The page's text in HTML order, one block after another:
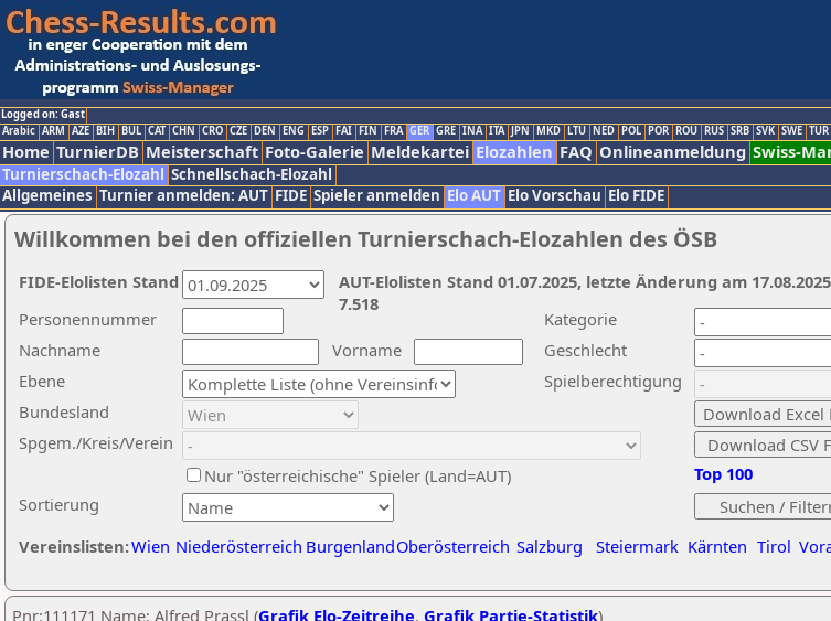
Logged on: Gast
Arabic ARM AZE BIH BUL CAT CHN CRO CZE DEN ENG ESP FAI FIN FRA GER GRE INA ITA JPN MKD LTU NED POL POR ROU RUS SRB SVK SWE TUR
Home TurnierDB Meisterschaft Foto-Galerie Meldekartei Elozahlen FAQ Onlineanmeldung Swiss-
Turnierschach-Elozahl Schnellschach-Elozahl
Allgemeines Turnier anmelden: AUT FIDE Spieler anmelden Elo AUT Elo Vorschau Elo FIDE
Willkommen bei den offiziellen Turnierschach-Elozahlen des ÖSB
Nachname
Vorname
Ebene
Kategorie
Sortierung
Personennummer
Bundesland
Spgem./Kreis/Verein
Geschlecht
Nur "österreichische" Spieler (Land=AUT)
Spielberechtigung
Vereinslisten:Wien Niederösterreich BurgenlandOberösterreich Salzburg Steiermark Kärnten Tirol
Top 100
AUT-Elolisten Stand 01.07.2025, letzte Änderung am
7.518
FIDE-Elolisten Stand
Pnr:111171 Name: Alfred Prassl (Grafik Elo-Zeitreihe, Grafik Partie-Statistik)